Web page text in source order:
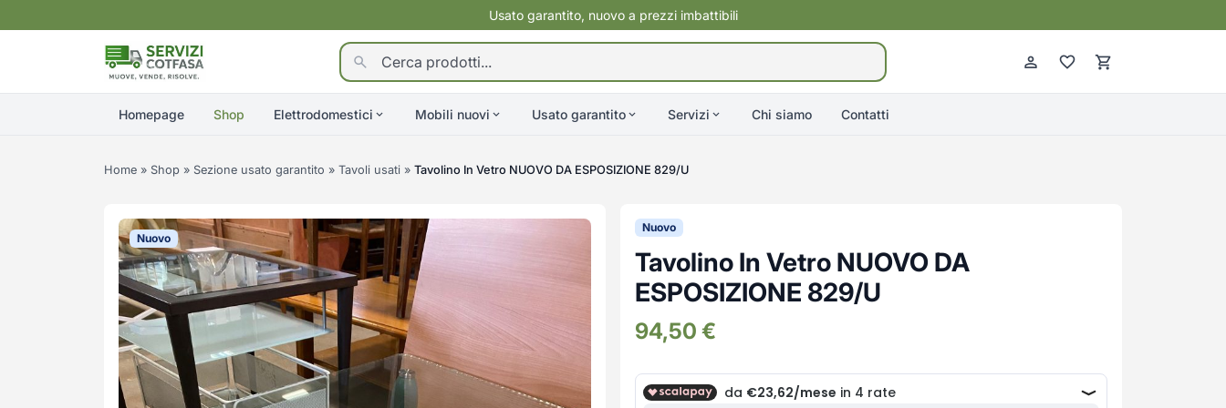
Usato garantito, nuovo a prezzi imbattibili
Homepage Shop Elettrodomestici Mobili nuovi Usato garantito Servizi Chi siamo Contatti
Home » Shop » Sezione usato garantito » Tavoli usati » Tavolino In Vetro NUOVO DA ESPOSIZIONE 829/U
Nuovo
Nuovo
Tavolino In Vetro NUOVO DA
ESPOSIZIONE 829/U
94,50 €